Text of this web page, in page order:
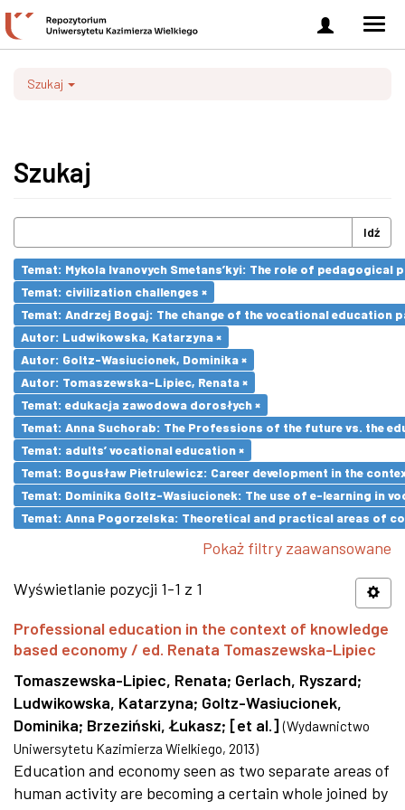
Zaloguj
się
Szukaj
Szukaj
Idź
Temat: Mykola Ivanovych Smetans’kyi: The role of
Temat: civilization challenges ×
Temat: Andrzej Bogaj: The change of the vocational education
Autor: Ludwikowska, Katarzyna ×
Autor: Goltz-Wasiucionek, Dominika ×
Autor: Tomaszewska-Lipiec, Renata ×
Temat: edukacja zawodowa dorosłych ×
Temat: Anna Suchorab: The Professions of the future vs. the
Temat: adults’ vocational education ×
Temat: Bogusław Pietrulewicz: Career development in the
Temat: Dominika Goltz-Wasiucionek: The use of e-learning in
Temat: Anna Pogorzelska: Theoretical and practical areas of
Pokaż filtry zaawansowane
Wyświetlanie pozycji 1-1 z 1
Professional education in the context of knowledge
based economy / ed. Renata Tomaszewska-Lipiec
Tomaszewska-Lipiec, Renata; Gerlach, Ryszard;
Ludwikowska, Katarzyna; Goltz-Wasiucionek,
Dominika; Brzeziński, Łukasz; [et al.] (Wydawnictwo
Uniwersytetu Kazimierza Wielkiego, 2013)
Education and economy seen as two separate areas of
human activity are becoming a certain whole joined by